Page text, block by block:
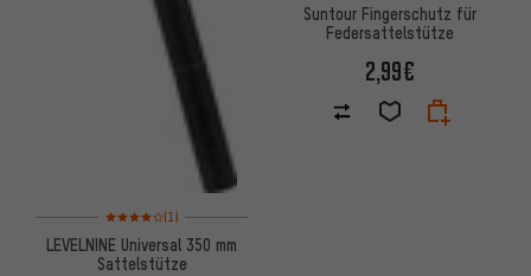
Bewertungen: 4 von 5 basierend auf 1 Bewertungen
(1)
LEVELNINE Universal 350 mm
Sattelstütze
Suntour Fingerschutz für
Federsattelstütze
2,99€